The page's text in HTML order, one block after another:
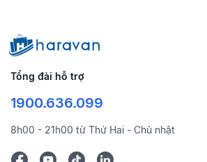
Tổng đài hỗ trợ
1900.636.099
8h00 - 21h00 từ Thứ Hai - Chủ nhật